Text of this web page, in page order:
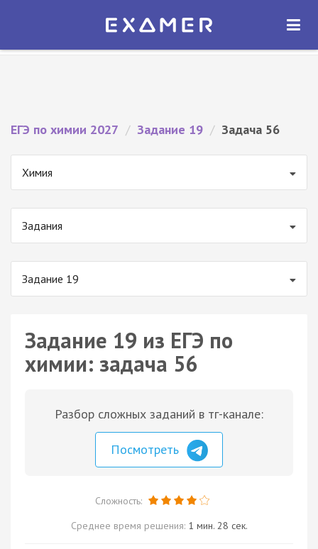
Экзамер — ЕГЭ 2027
ОТКРЫТЬ
ЕГЭ по химии 2027 / Задание 19 / Задача 56
Химия
Задания
Задание 19
Задание 19 из ЕГЭ по
химии: задача 56
Разбор сложных заданий в тг-канале:
Посмотреть
Сложность:
Среднее время решения: 1 мин. 28 сек.